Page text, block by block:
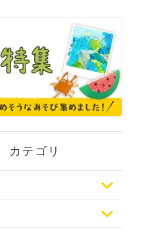
カテゴリ